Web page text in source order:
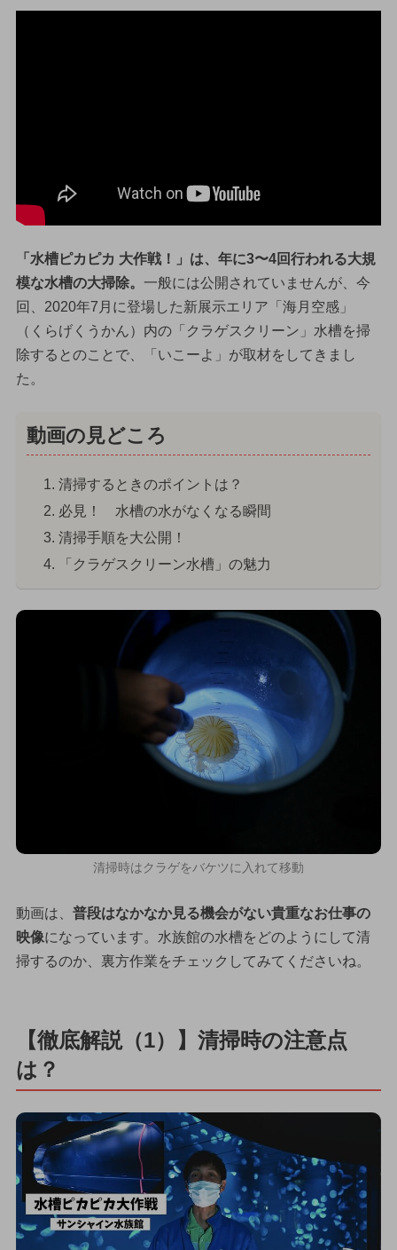
「水槽ピカピカ 大作戦！」は、年に3〜4回行われる大規
模な水槽の大掃除。 一般には公開されていませんが、今
回、2020年7月に登場した新展示エリア「海月空感」
（くらげくうかん）内の「クラゲスクリーン」水槽を掃
除するとのことで、「いこーよ」が取材をしてきまし
た。
動画の見どころ
清掃するときのポイントは？
必見！ 水槽の水がなくなる瞬間
清掃手順を大公開！
「クラゲスクリーン水槽」の魅力
清掃時はクラゲをバケツに入れて移動
動画は、 普段はなかなか見る機会がない貴重なお仕事の
映像になっています。水族館の水槽をどのようにして清
掃するのか、裏方作業をチェックしてみてくださいね。
【徹底解説（1）】清掃時の注意点
は？